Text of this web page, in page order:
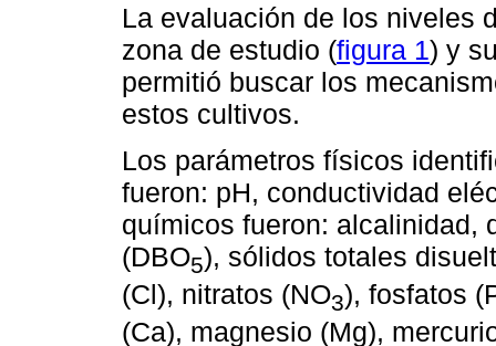
La evaluación de los niveles
zona de estudio (figura 1) y
permitió buscar los
estos cultivos.
Los parámetros físicos
fueron: pH, conductividad
químicos fueron: alcalinidad,
(DBO5), sólidos totales
(Cl), nitratos (NO3), fosfatos
(Ca), magnesio (Mg),